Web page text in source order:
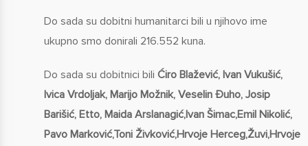
Do sada su dobitni humanitarci bili u njihovo ime
ukupno smo donirali 216.552 kuna.
Do sada su dobitnici bili Ćiro Blažević, Ivan Vukušić,
Ivica Vrdoljak, Marijo Možnik, Veselin Đuho, Josip
Barišić, Etto, Maida Arslanagić,Ivan Šimac,Emil Nikolić,
Pavo Marković,Toni Živković,Hrvoje Herceg,Žuvi,Hrvoje